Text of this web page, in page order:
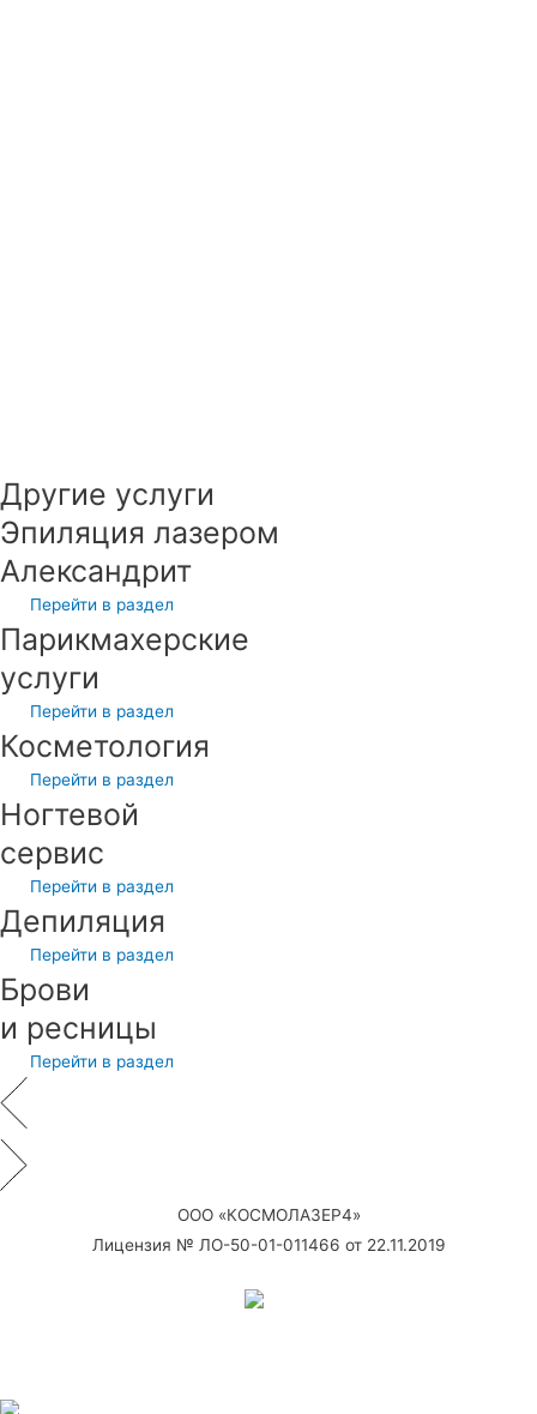
Другие услуги
Эпиляция лазером
Александрит
Перейти в раздел
Парикмахерские
услуги
Перейти в раздел
Косметология
Перейти в раздел
Ногтевой
сервис
Перейти в раздел
Депиляция
Перейти в раздел
Брови
и ресницы
Перейти в раздел
ООО «КОСМОЛАЗЕР4»
Лицензия № ЛО-50-01-011466 от 22.11.2019